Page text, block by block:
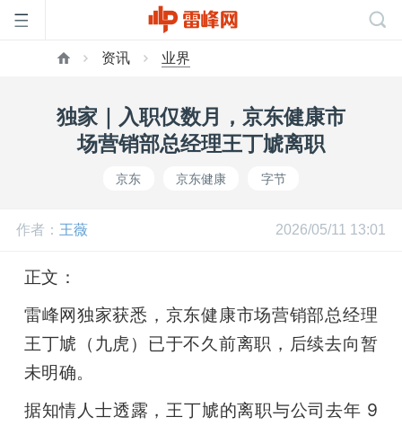
公
开
资讯 业界
独家｜入职仅数月，京东健康市
场营销部总经理王丁虓离职
京东 京东健康 字节
作者： 王薇 2026/05/11 13:01
正文：
雷峰网独家获悉，京东健康市场营销部总经理
王丁虓（九虎）已于不久前离职，后续去向暂
未明确。
据知情人士透露，王丁虓的离职与公司去年 9